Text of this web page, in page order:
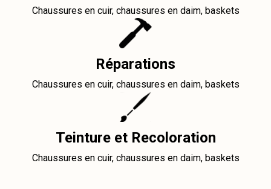
Chaussures en cuir, chaussures en daim, baskets
Réparations
Chaussures en cuir, chaussures en daim, baskets
Teinture et Recoloration
Chaussures en cuir, chaussures en daim, baskets